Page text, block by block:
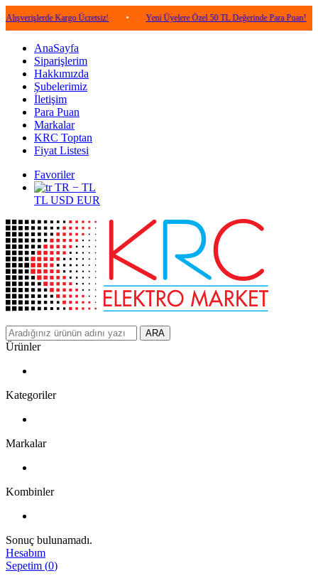
Kargo Ücretsiz! • Yeni Üyelere Özel 50 TL Değerinde Para Puan! •
AnaSayfa
Siparişlerim
Hakkımızda
Şubelerimiz
İletişim
Para Puan
Markalar
KRC Toptan
Fiyat Listesi
Favoriler
TR − TL
TL USD EUR
ARA
Ürünler
Kategoriler
Markalar
Kombinler
Sonuç bulunamadı.
Hesabım
Sepetim (0)